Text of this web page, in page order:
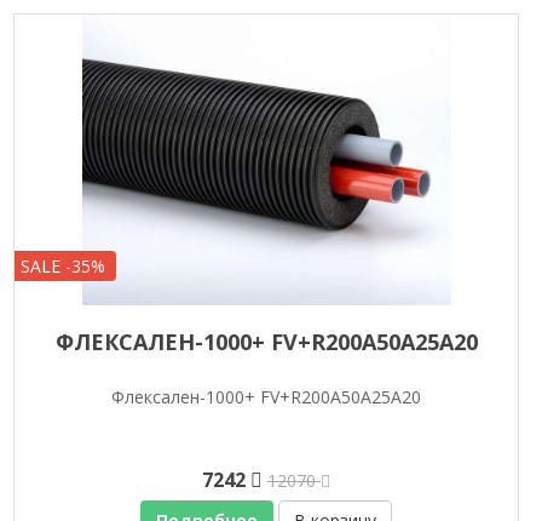
SALE -35%
ФЛЕКСАЛЕН-1000+ FV+R200A50A25A20
Флексален-1000+ FV+R200A50A25A20
7242
12070